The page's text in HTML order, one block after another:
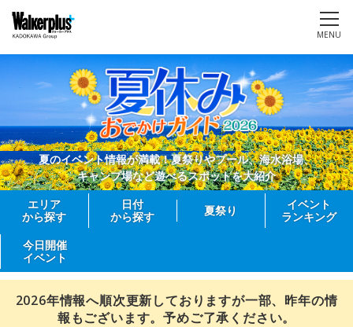
MENU
夏のイベント情報が満載！夏祭りやプール、海水浴場、
キャンプ場など遊べるスポットを大紹介
エリア
から探す
日付
から探す
夏祭り
イベント
ランキング
今日開催
イベント
2026年情報へ順次更新しておりますが一部、昨年の情
報もございます。予めご了承ください。